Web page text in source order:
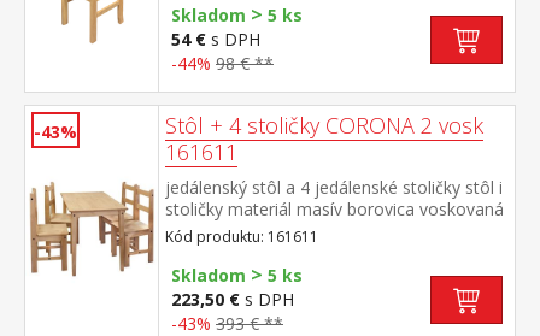
Skladom > 5 ks
54 € s DPH
-44% 98 € **
-43%
Stôl + 4 stoličky CORONA 2 vosk
161611
jedálenský stôl a 4 jedálenské stoličky stôl i
stoličky materiál masív borovica voskovaná
v medovom odtieni rozmer stola (š/h/v)
108 × 65 × 76 cm, rozmer stoličky (š/h/v) 39
× 42 × 93 cm súčasť zostavy Corona 2
Kód produktu: 161611
Skladom > 5 ks
223,50 € s DPH
-43% 393 € **